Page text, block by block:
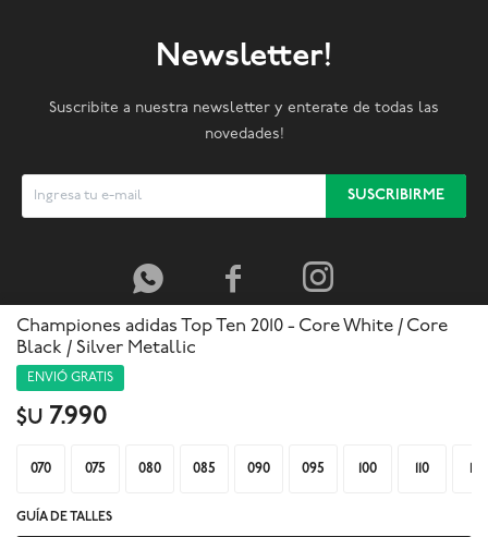
Championes adidas Top Ten 2010 - Core White / Core
Black / Silver Metallic
ENVIÓ GRATIS
$U 7.990
070 075 080 085 090 095 100 110
GUÍA DE TALLES
Newsletter!
Suscribite a nuestra newsletter y enterate de todas las
novedades!
SUSCRIBIRME
  